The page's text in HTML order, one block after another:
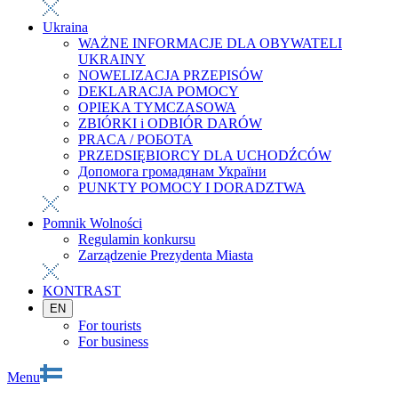
Ukraina
WAŻNE INFORMACJE DLA OBYWATELI
UKRAINY
NOWELIZACJA PRZEPISÓW
DEKLARACJA POMOCY
OPIEKA TYMCZASOWA
ZBIÓRKI i ODBIÓR DARÓW
PRACA / РОБОТА
PRZEDSIĘBIORCY DLA UCHODŹCÓW
Допомога громадянам України
PUNKTY POMOCY I DORADZTWA
Pomnik Wolności
Regulamin konkursu
Zarządzenie Prezydenta Miasta
KONTRAST
EN
For tourists
For business
Menu